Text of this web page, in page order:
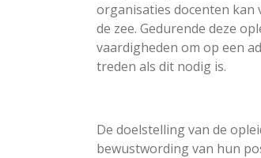
organisaties docenten kan
de zee. Gedurende deze
vaardigheden om op een
treden als dit nodig is.
De doelstelling van de
bewustwording van hun